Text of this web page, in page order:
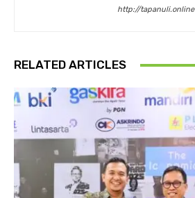
http://tapanuli.online
RELATED ARTICLES